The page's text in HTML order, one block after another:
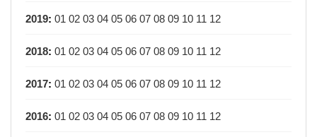
2019: 01 02 03 04 05 06 07 08 09 10 11 12
2018: 01 02 03 04 05 06 07 08 09 10 11 12
2017: 01 02 03 04 05 06 07 08 09 10 11 12
2016: 01 02 03 04 05 06 07 08 09 10 11 12